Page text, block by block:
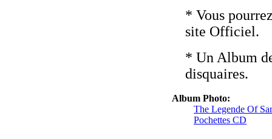
* Vous
site Officiel.
* Un Album
disquaires.
Album Photo:
The Legende Of
Pochettes CD